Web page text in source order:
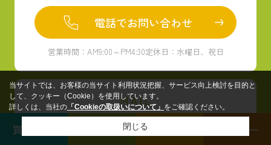
電話でお問い合わせ
営業時間：AM9:00～PM4:30定休日：水曜日、祝日
MAIL
メールでお問い合わせ
買いたい メニュー
当サイトでは、お客様の当サイト利用状況把握、サービス向上検討を目的と
して、クッキー（Cookie）を使用しています。
詳しくは、当社の 「Cookieの取扱いについて」 をご確認ください。
閉じる